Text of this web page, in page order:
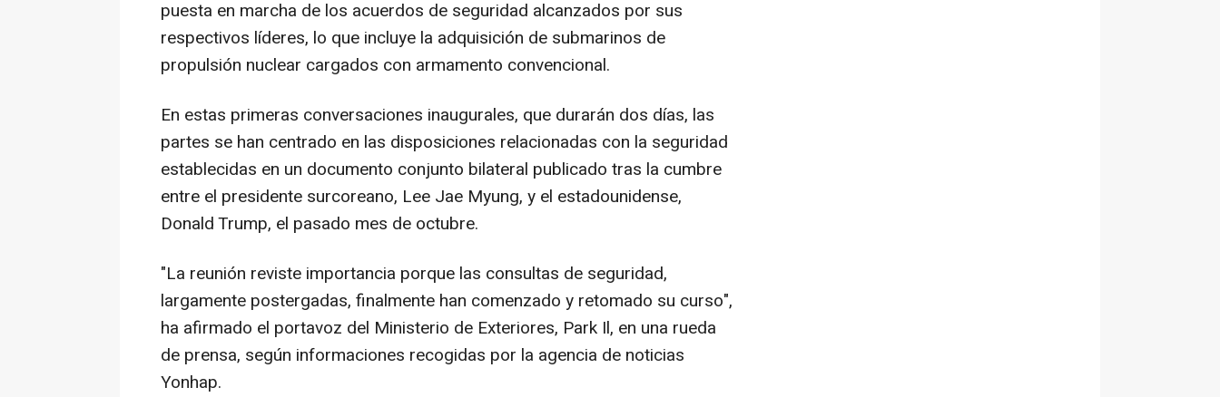
puesta en marcha de los acuerdos de seguridad alcanzados por sus
respectivos líderes, lo que incluye la adquisición de submarinos de
propulsión nuclear cargados con armamento convencional.
En estas primeras conversaciones inaugurales, que durarán dos días, las
partes se han centrado en las disposiciones relacionadas con la seguridad
establecidas en un documento conjunto bilateral publicado tras la cumbre
entre el presidente surcoreano, Lee Jae Myung, y el estadounidense,
Donald Trump, el pasado mes de octubre.
"La reunión reviste importancia porque las consultas de seguridad,
largamente postergadas, finalmente han comenzado y retomado su curso",
ha afirmado el portavoz del Ministerio de Exteriores, Park Il, en una rueda
de prensa, según informaciones recogidas por la agencia de noticias
Yonhap.